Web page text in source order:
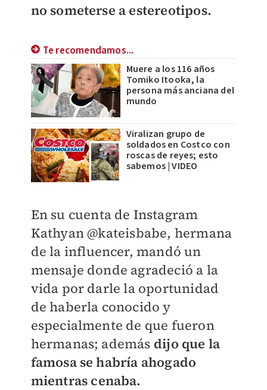
no someterse a estereotipos.
Te recomendamos...
Muere a los 116 años
Tomiko Itooka, la
persona más anciana del
mundo
Viralizan grupo de
soldados en Costco con
roscas de reyes; esto
sabemos | VIDEO
En su cuenta de Instagram
Kathyan@kateisbabe, hermana
de la influencer, mandó un
mensaje donde agradeció a la
vida por darle la oportunidad
de haberla conocido y
especialmente de que fueron
hermanas; además dijo que la
famosa se habría ahogado
mientras cenaba.